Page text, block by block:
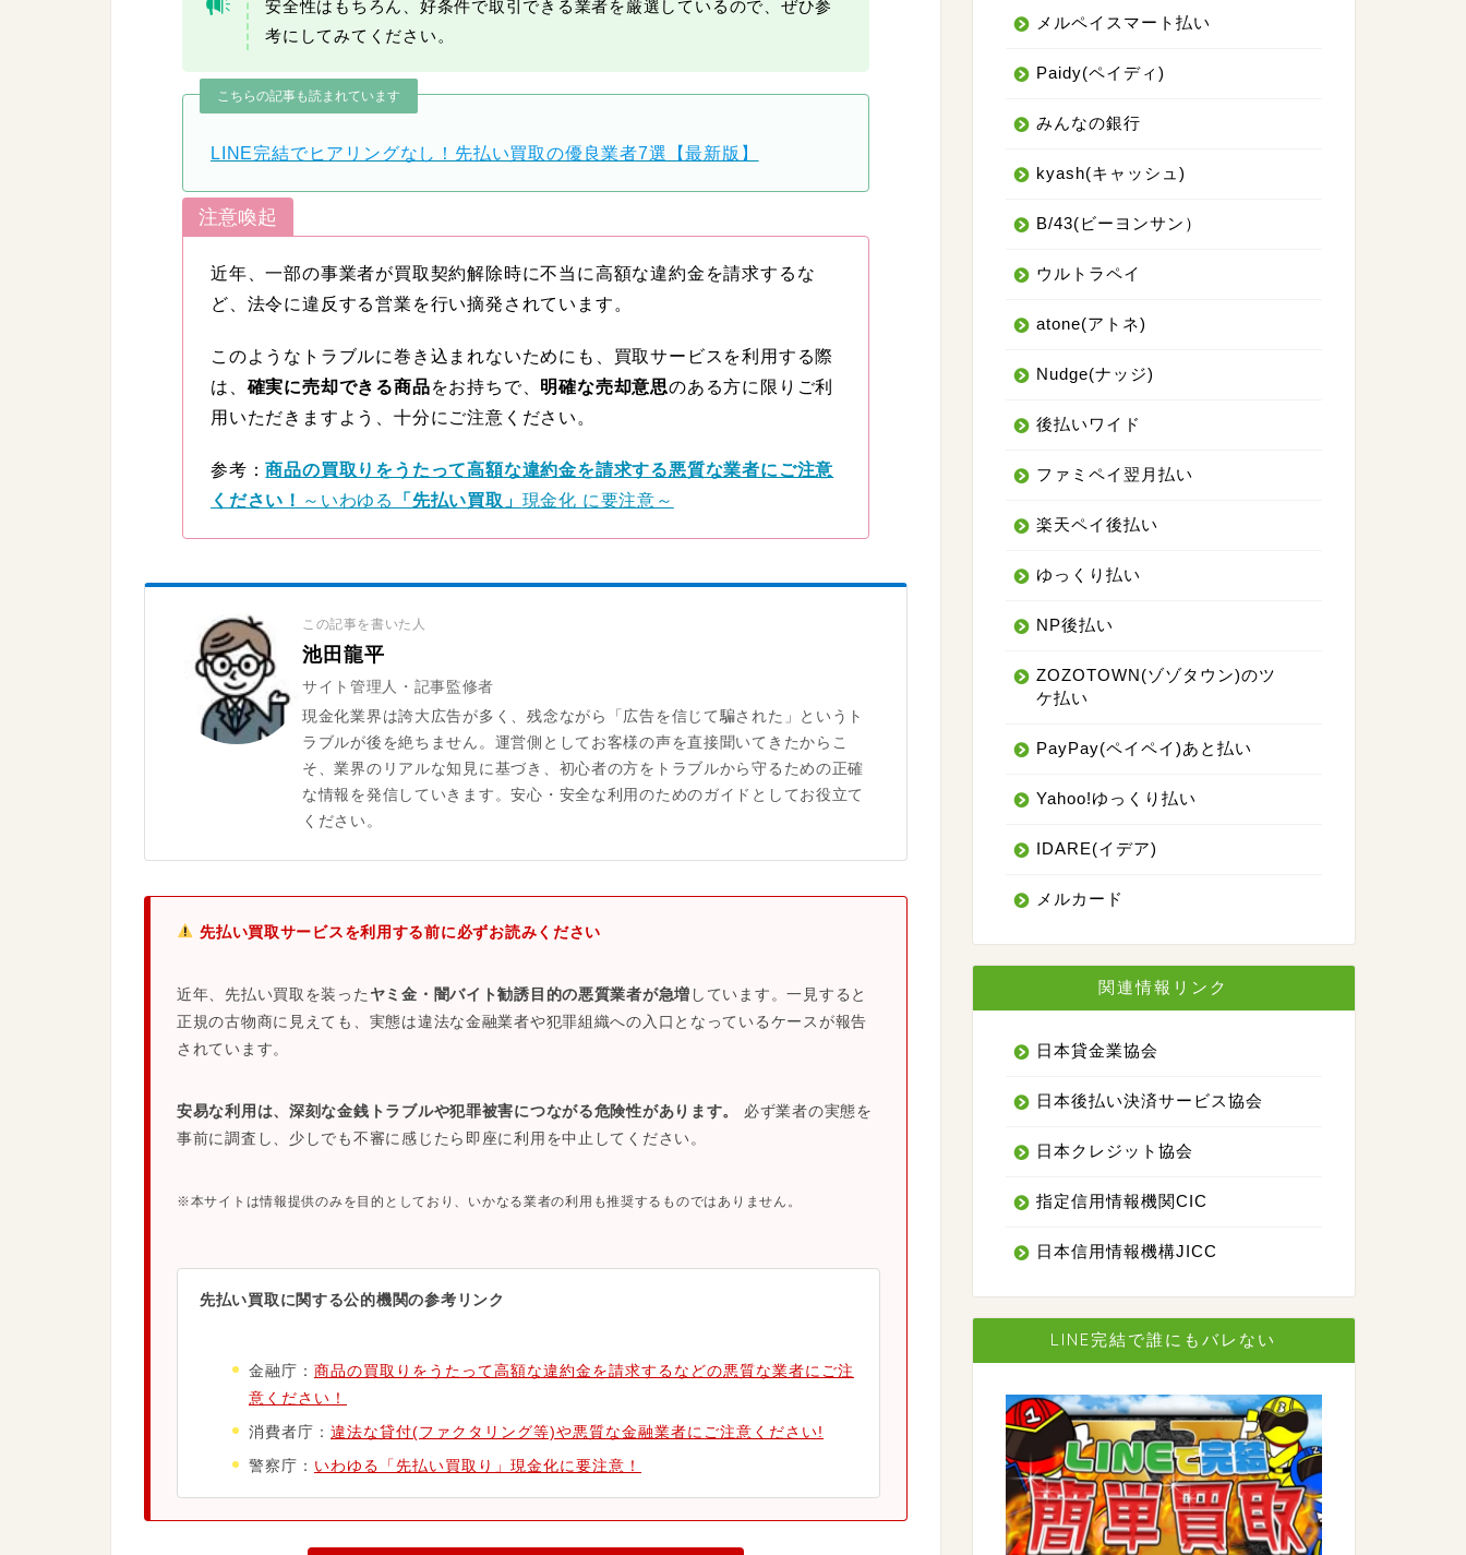
安全性はもちろん、好条件で取引できる業者を厳選しているので、ぜひ参
考にしてみてください。
こちらの記事も読まれています
LINE完結でヒアリングなし！先払い買取の優良業者7選【最新版】
注意喚起
近年、一部の事業者が買取契約解除時に不当に高額な違約金を請求するな
ど、法令に違反する営業を行い摘発されています。
このようなトラブルに巻き込まれないためにも、買取サービスを利用する際
は、 確実に売却できる商品をお持ちで、 明確な売却意思のある方に限りご利
用いただきますよう、十分にご注意ください。
参考：商品の買取りをうたって高額な違約金を請求する悪質な業者にご注意
ください！ ～いわゆる 「先払い買取」 現金化 に要注意～
この記事を書いた人
池田龍平
サイト管理人・記事監修者
現金化業界は誇大広告が多く、残念ながら「広告を信じて騙された」というト
ラブルが後を絶ちません。運営側としてお客様の声を直接聞いてきたからこ
そ、業界のリアルな知見に基づき、初心者の方をトラブルから守るための正確
な情報を発信していきます。安心・安全な利用のためのガイドとしてお役立て
ください。
先払い買取サービスを利用する前に必ずお読みください
近年、先払い買取を装った ヤミ金・闇バイト勧誘目的の悪質業者が急増 しています。一見すると
正規の古物商に見えても、実態は違法な金融業者や犯罪組織への入口となっているケースが報告
されています。
安易な利用は、深刻な金銭トラブルや犯罪被害につながる危険性があります。
必ず業者の実態を
事前に調査し、少しでも不審に感じたら即座に利用を中止してください。
※本サイトは情報提供のみを目的としており、いかなる業者の利用も推奨するものではありません。
先払い買取に関する公的機関の参考リンク
金融庁： 商品の買取りをうたって高額な違約金を請求するなどの悪質な業者にご注
意ください！
消費者庁： 違法な貸付(ファクタリング等)や悪質な金融業者にご注意ください!
警察庁： いわゆる「先払い買取り」現金化に要注意！
メルペイスマート払い
Paidy(ペイディ)
みんなの銀行
kyash(キャッシュ)
B/43(ビーヨンサン）
ウルトラペイ
atone(アトネ)
Nudge(ナッジ)
後払いワイド
ファミペイ翌月払い
楽天ペイ後払い
ゆっくり払い
NP後払い
ZOZOTOWN(ゾゾタウン)のツ
ケ払い
PayPay(ペイペイ)あと払い
Yahoo!ゆっくり払い
IDARE(イデア)
メルカード
関連情報リンク
日本貸金業協会
日本後払い決済サービス協会
日本クレジット協会
指定信用情報機関CIC
日本信用情報機構JICC
LINE完結で誰にもバレない